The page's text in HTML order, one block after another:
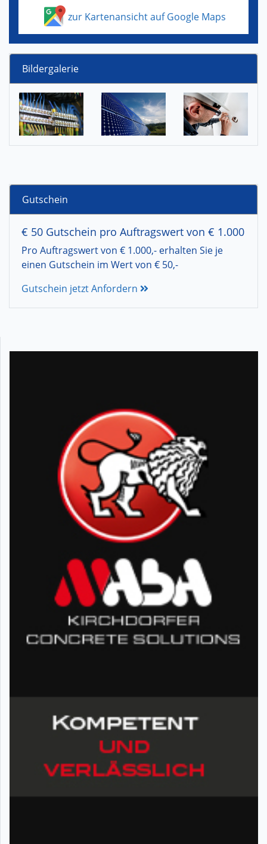
zur Kartenansicht auf Google Maps
Bildergalerie
Gutschein
€ 50 Gutschein pro Auftragswert von € 1.000
Pro Auftragswert von € 1.000,- erhalten Sie je
einen Gutschein im Wert von € 50,-
Gutschein jetzt Anfordern